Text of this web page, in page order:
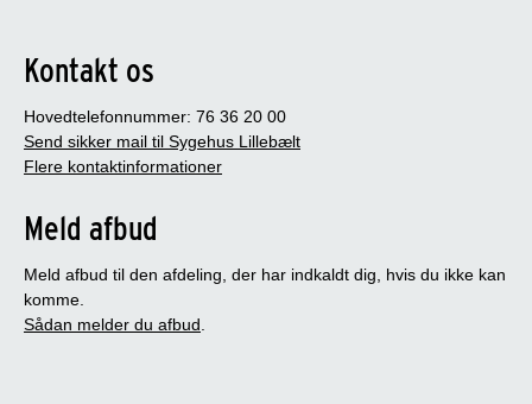
Kontakt os
Hovedtelefonnummer: 76 36 20 00
Send sikker mail til Sygehus Lillebælt
Flere kontaktinformationer
Meld afbud
Meld afbud til den afdeling, der har indkaldt dig, hvis du ikke kan
komme.
Sådan melder du afbud